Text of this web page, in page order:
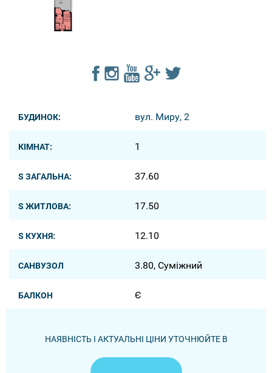
БУДИНОК: вул. Миру, 2
КІМНАТ: 1
S ЗАГАЛЬНА: 37.60
S ЖИТЛОВА: 17.50
S КУХНЯ: 12.10
САНВУЗОЛ 3.80, Суміжний
БАЛКОН Є
НАЯВНІСТЬ І АКТУАЛЬНІ ЦІНИ УТОЧНЮЙТЕ В